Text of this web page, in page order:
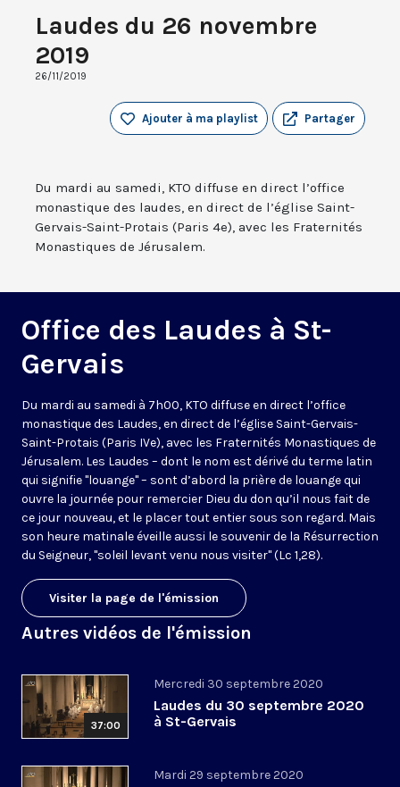
Laudes du 26 novembre
2019
26/11/2019
Partager
Ajouter à ma playlist
Du mardi au samedi, KTO diffuse en direct l’office
monastique des laudes, en direct de l’église Saint-
Gervais-Saint-Protais (Paris 4e), avec les Fraternités
Monastiques de Jérusalem.
Office des Laudes à St-
Gervais
Du mardi au samedi à 7h00, KTO diffuse en direct l’office
monastique des Laudes, en direct de l’église Saint-Gervais-
Saint-Protais (Paris IVe), avec les Fraternités Monastiques de
Jérusalem. Les Laudes – dont le nom est dérivé du terme latin
qui signifie "louange" – sont d’abord la prière de louange qui
ouvre la journée pour remercier Dieu du don qu’il nous fait de
ce jour nouveau, et le placer tout entier sous son regard. Mais
son heure matinale éveille aussi le souvenir de la Résurrection
du Seigneur, "soleil levant venu nous visiter" (Lc 1,28).
Visiter la page de l'émission
Autres vidéos de l'émission
37:00
Mercredi 30 septembre 2020
Laudes du 30 septembre 2020
à St-Gervais
Mardi 29 septembre 2020